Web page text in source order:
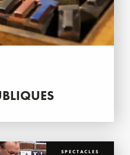
SPECTACLES